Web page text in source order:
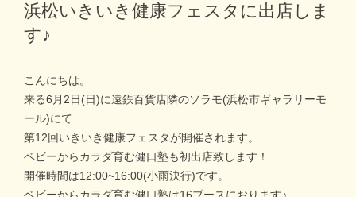
浜松いきいき健康フェスタに出店しま
す♪
こんにちは。
来る6月2日(日)に遠鉄百貨店隣のソラモ(浜松市ギャラリーモ
ール)にて
第12回いきいき健康フェスタが開催されます。
ベビーからカラダ育む健口塾も初出店致します！
開催時間は12:00~16:00(小雨決行)です。